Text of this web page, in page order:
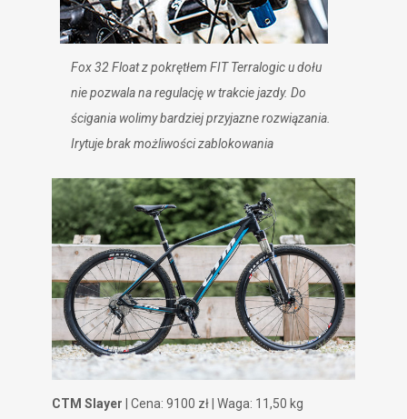
Fox 32 Float z pokrętłem FIT Terralogic u dołu
nie pozwala na regulację w trakcie jazdy. Do
ścigania wolimy bardziej przyjazne rozwiązania.
Irytuje brak możliwości zablokowania
CTM Slayer | Cena: 9100 zł | Waga: 11,50 kg